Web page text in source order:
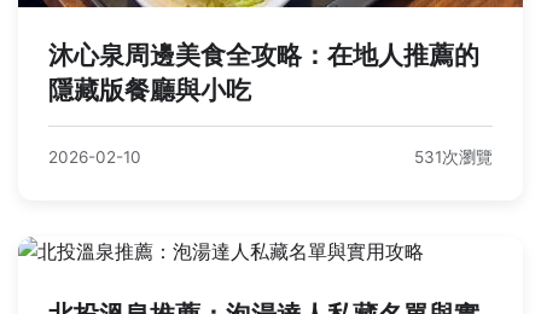
沐心泉周邊美食全攻略：在地人推薦的
隱藏版餐廳與小吃
2026-02-10 531次瀏覽